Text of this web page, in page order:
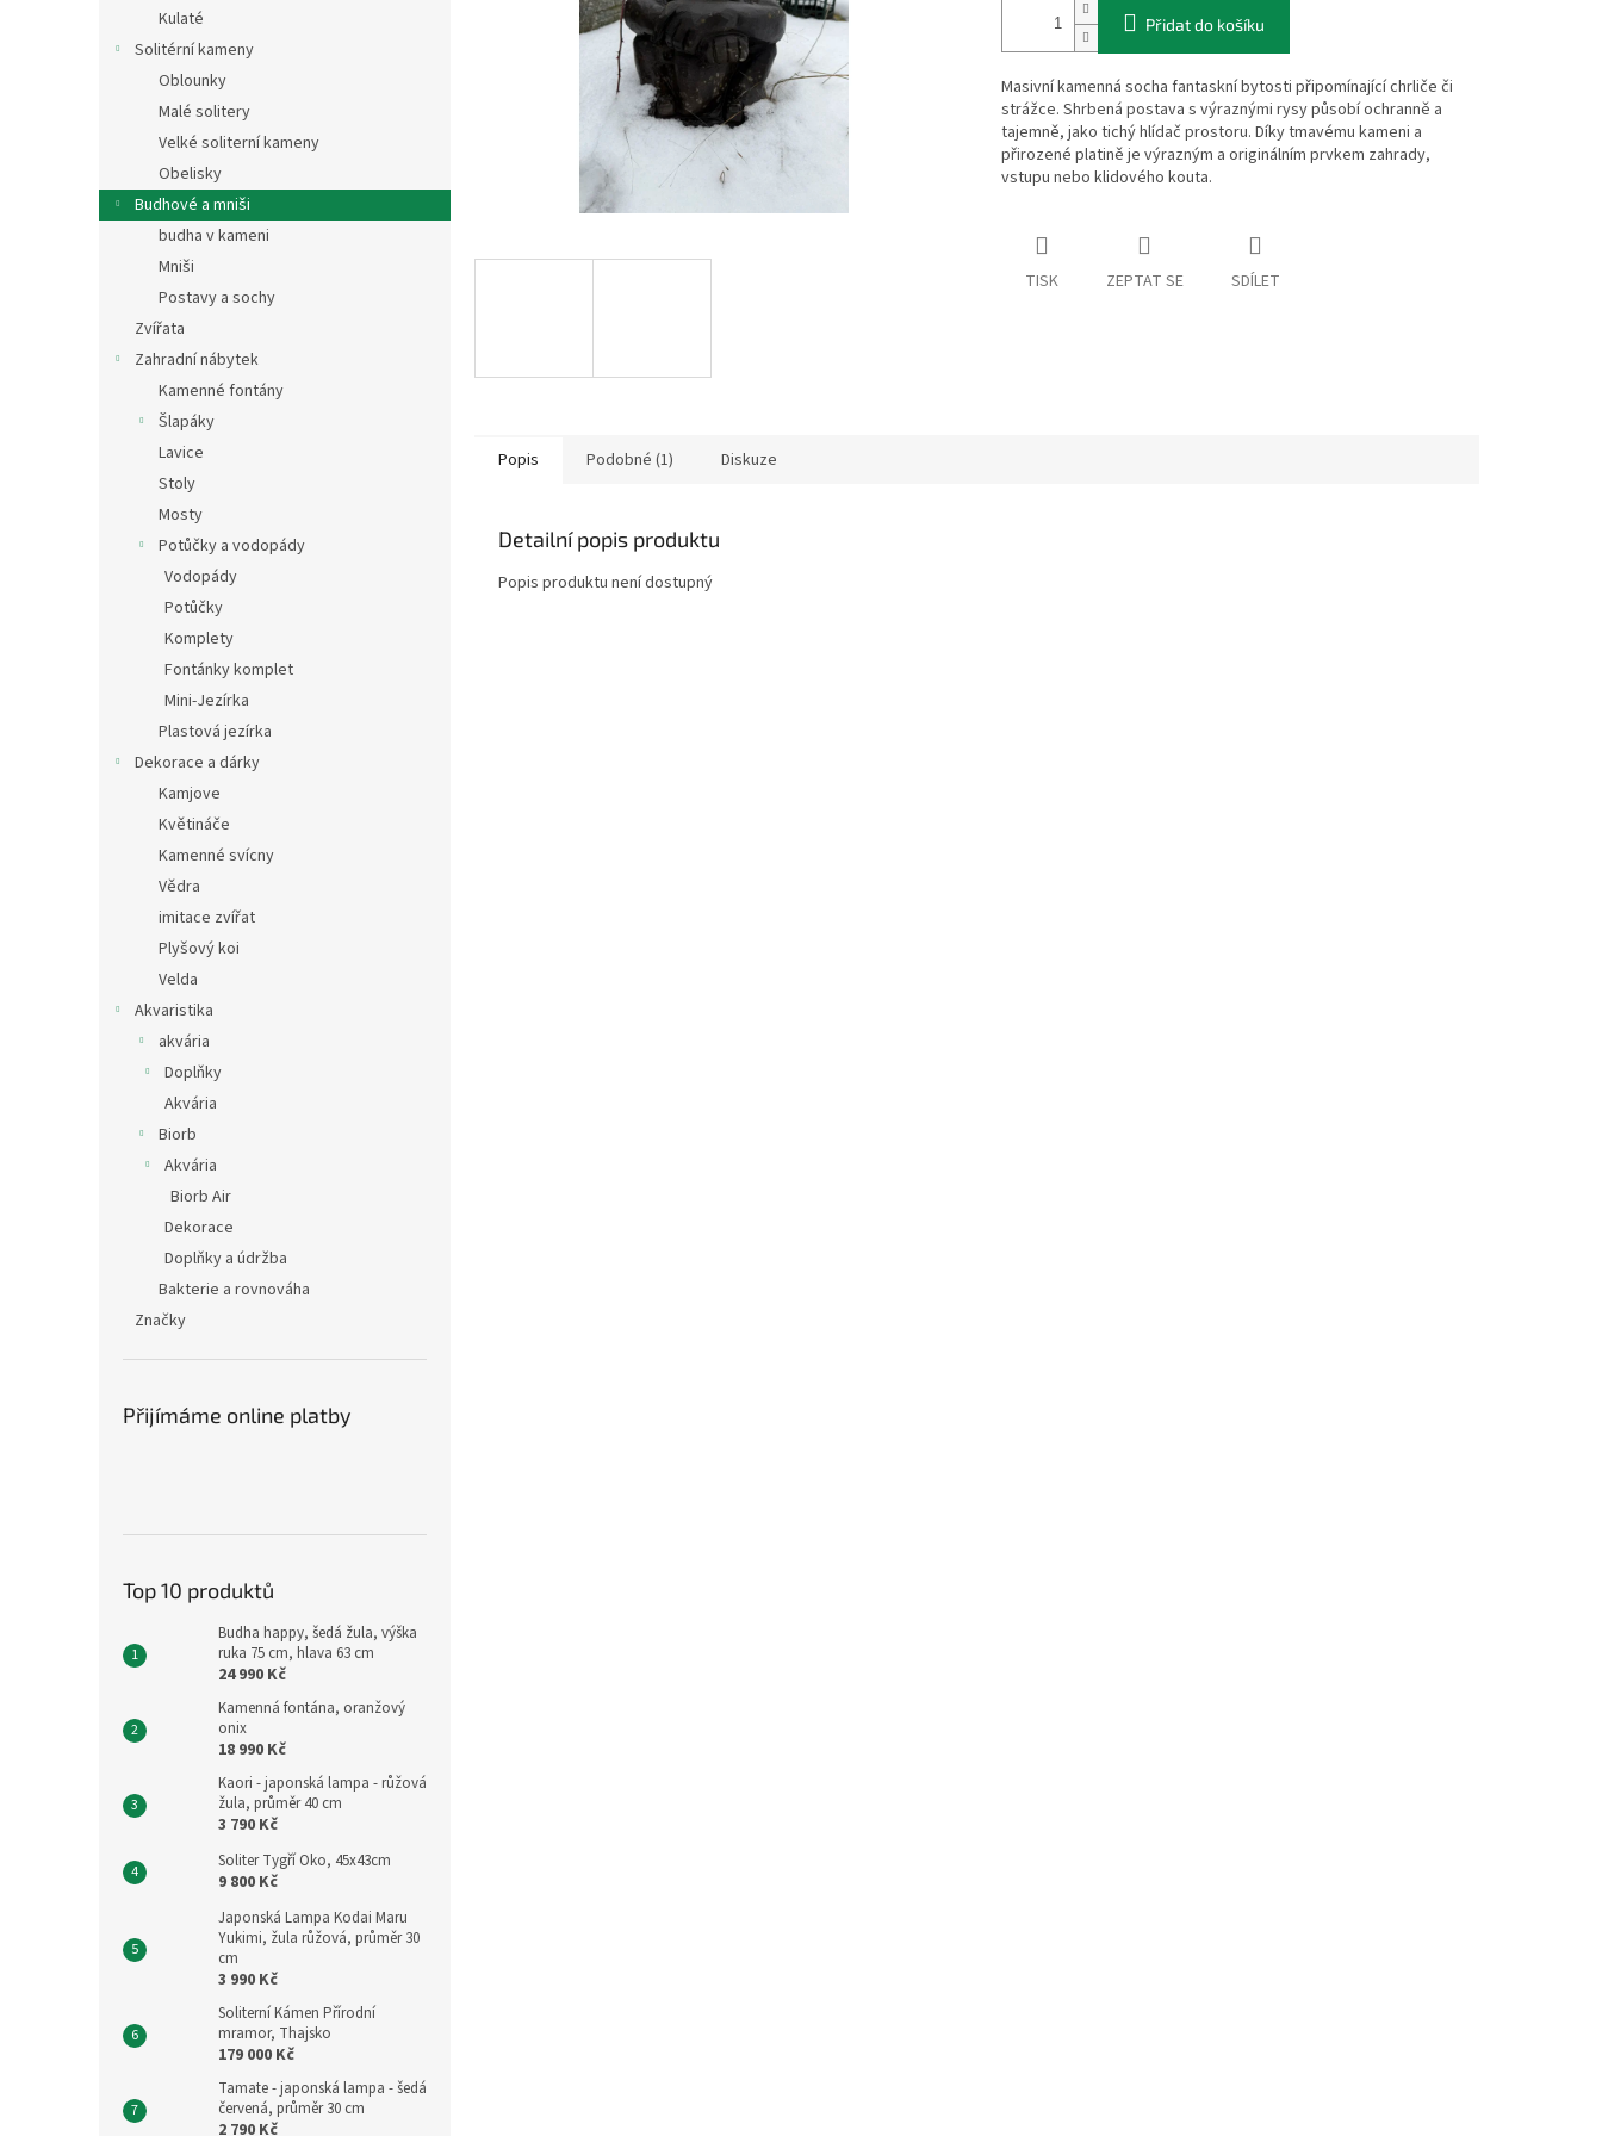
Kulaté
Solitérní kameny
Oblounky
Malé solitery
Velké soliterní kameny
Obelisky
Budhové a mniši
budha v kameni
Mniši
Postavy a sochy
Zvířata
Zahradní nábytek
Kamenné fontány
Šlapáky
Lavice
Stoly
Mosty
Potůčky a vodopády
Vodopády
Potůčky
Komplety
Fontánky komplet
Mini-Jezírka
Plastová jezírka
Dekorace a dárky
Kamjove
Květináče
Kamenné svícny
Vědra
imitace zvířat
Plyšový koi
Velda
Akvaristika
akvária
Doplňky
Akvária
Biorb
Akvária
Biorb Air
Dekorace
Doplňky a údržba
Bakterie a rovnováha
Značky
Přijímáme online platby
Top 10 produktů
Budha happy, šedá žula, výška
ruka 75 cm, hlava 63 cm
24 990 Kč
Kamenná fontána, oranžový
onix
18 990 Kč
Kaori - japonská lampa - růžová
žula, průměr 40 cm
3 790 Kč
Soliter Tygří Oko, 45x43cm
9 800 Kč
Japonská Lampa Kodai Maru
Yukimi, žula růžová, průměr 30
cm
3 990 Kč
Soliterní Kámen Přírodní
mramor, Thajsko
179 000 Kč
Tamate - japonská lampa - šedá
červená, průměr 30 cm
2 790 Kč
Přidat do košíku
Masivní kamenná socha fantaskní bytosti připomínající chrliče či
strážce. Shrbená postava s výraznými rysy působí ochranně a
tajemně, jako tichý hlídač prostoru. Díky tmavému kameni a
přirozené platině je výrazným a originálním prvkem zahrady,
vstupu nebo klidového kouta.
TISK ZEPTAT SE SDÍLET
Popis Podobné (1) Diskuze
Detailní popis produktu
Popis produktu není dostupný